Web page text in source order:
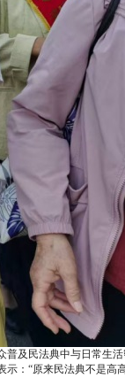
及民法典中与日常生
：“原来民法典不是高